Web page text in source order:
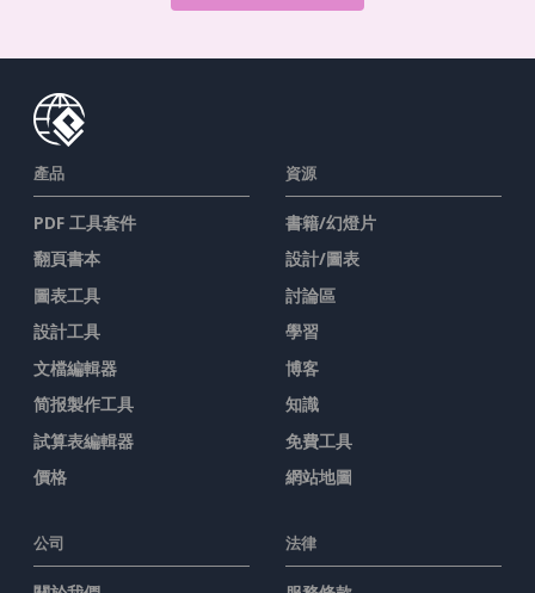
產品
PDF 工具套件
翻頁書本
圖表工具
設計工具
文檔編輯器
简报製作工具
試算表編輯器
價格
資源
書籍/幻燈片
設計/圖表
討論區
學習
博客
知識
免費工具
網站地圖
公司 法律